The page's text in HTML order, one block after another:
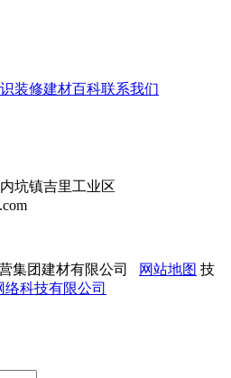
装修建材百科联系我们
坑镇吉里工业区
集团建材有限公司 网站地图 技
络科技有限公司